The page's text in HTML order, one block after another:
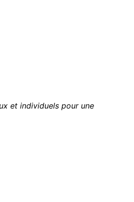
et individuels pour une